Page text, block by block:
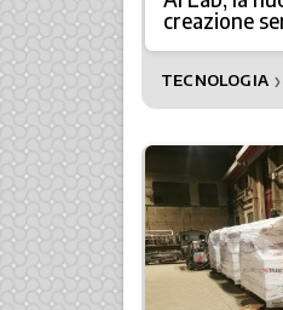
creazione
TECNOLOGIA ❯